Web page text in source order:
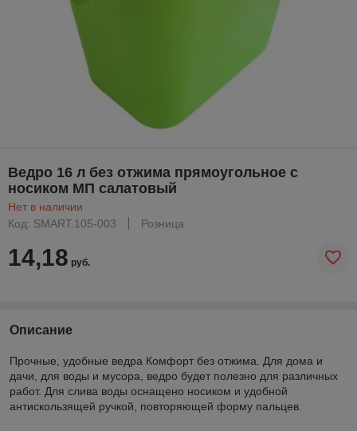
Ведро 16 л без отжима прямоугольное с
носиком МП салатовый
Нет в наличии
Код: SMART.105-003
Розница
14,18 руб.
Описание
Прочные, удобные ведра Комфорт без отжима. Для дома и
дачи, для воды и мусора, ведро будет полезно для различных
работ. Для слива воды оснащено носиком и удобной
антискользящей ручкой, повторяющей форму пальцев.